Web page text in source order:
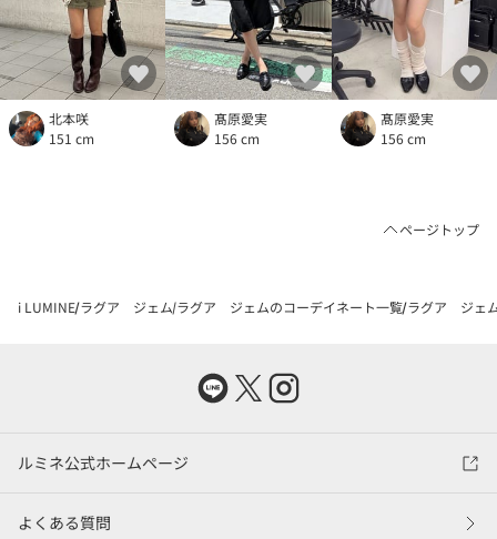
北本咲
151 cm
髙原愛実
156 cm
髙原愛実
156 cm
ページトップ
i LUMINE ラグア ジェム ラグア ジェムのコーデイネート一覧 ラグア ジェ
ルミネ公式ホームページ
よくある質問